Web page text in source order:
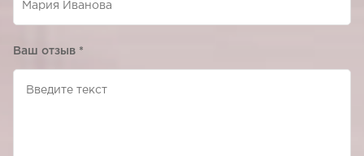
Ваш отзыв *